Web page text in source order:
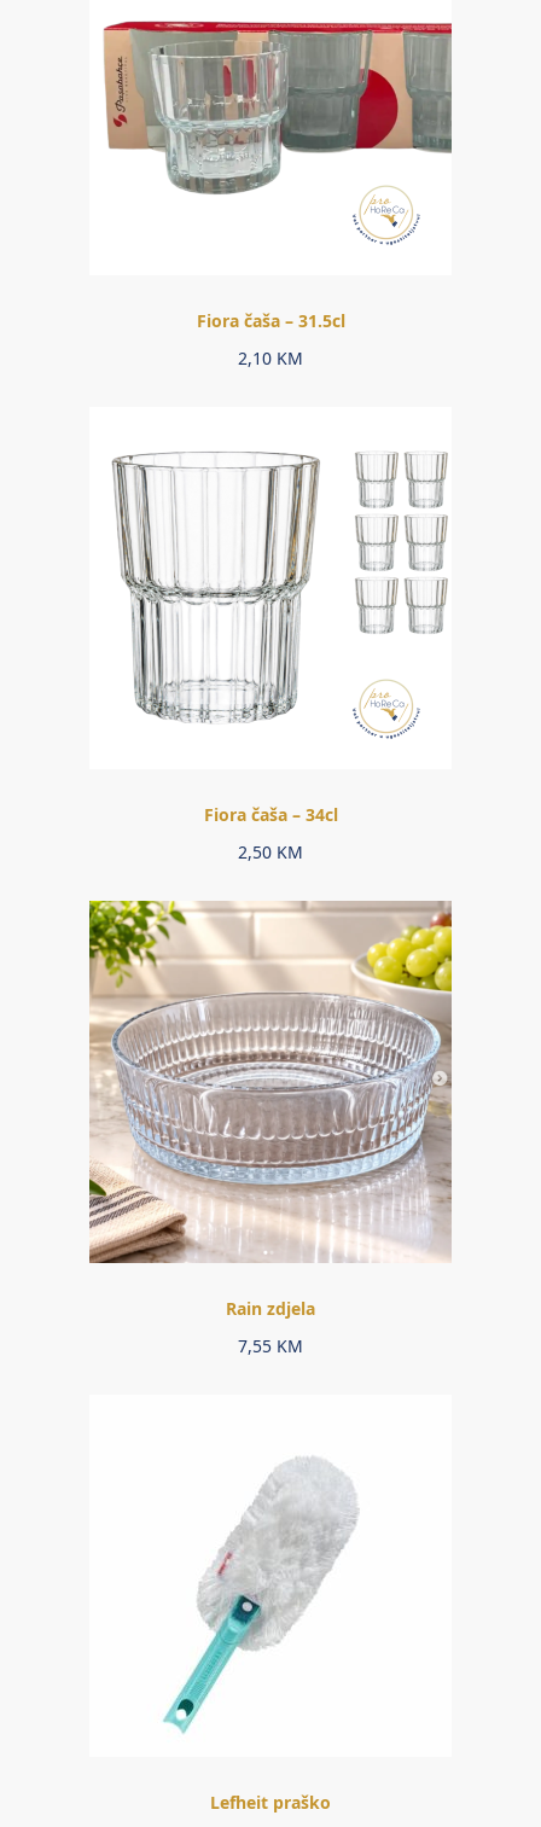
Fiora čaša – 31.5cl
2,10 KM
Fiora čaša – 34cl
2,50 KM
Rain zdjela
7,55 KM
Lefheit praško